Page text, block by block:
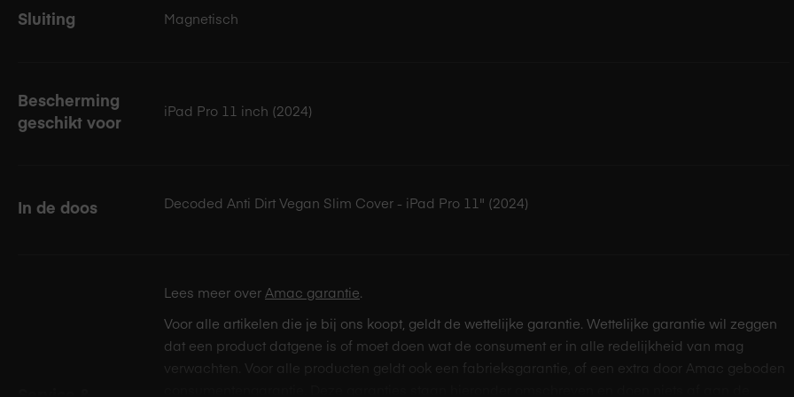
jouw apparaat tegen dagelijkse slijtage en onverwachte stoten.
en werkposities
kijken en typen, en een lagere hoek voor een stabielere positie tijdens het tekenen of schrijven.
automatisch in de slaapstand te zetten en
weer in de slaapstand te zetten
Sluiting Magnetisch
Bescherming
geschikt voor
iPad Pro 11 inch (2024)
In de doos Decoded Anti Dirt Vegan Slim Cover - iPad Pro 11" (2024)
Lees meer over Amac garantie.
Voor alle artikelen die je bij ons koopt, geldt de wettelijke garantie. Wettelijke garantie wil zeggen
dat een product datgene is of moet doen wat de consument er in alle redelijkheid van mag
verwachten. Voor alle producten geldt ook een fabrieksgarantie, of een extra door Amac geboden